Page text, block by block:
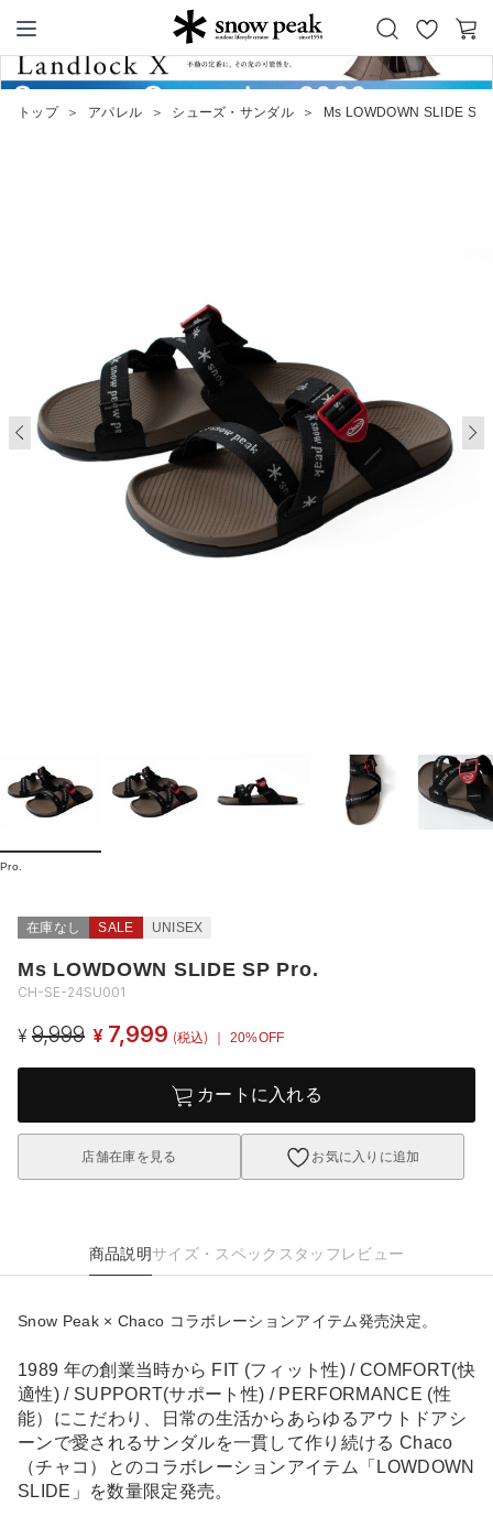
Snow Peak
お
気
カ
ー
トップ ＞ アパレル ＞ シューズ・サンダル ＞ Ms LOWDOWN SLIDE SP
Pro.
在庫なし SALE UNISEX
Ms LOWDOWN SLIDE SP Pro.
CH-SE-24SU001
¥ 9,999 ¥ 7,999 (税込) ｜ 20%OFF
カートに入れる
店舗在庫を見る お気に入りに追加
商品説明サイズ・スペック スタッフレビュー
Snow Peak × Chaco コラボレーションアイテム発売決定。
1989 年の創業当時から FIT (フィット性) / COMFORT(快
適性) / SUPPORT(サポート性) / PERFORMANCE (性
能）にこだわり、日常の生活からあらゆるアウトドアシ
ーンで愛されるサンダルを一貫して作り続ける Chaco
（チャコ）とのコラボレーションアイテム「LOWDOWN
SLIDE」を数量限定発売。